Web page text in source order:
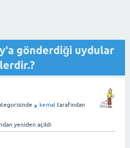
gönderdiği uydular
♦ kemal tarafından
yeniden açıldı